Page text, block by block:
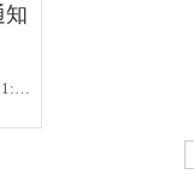
知
培训时间：2020年12月18日（周五）9:00-11:30